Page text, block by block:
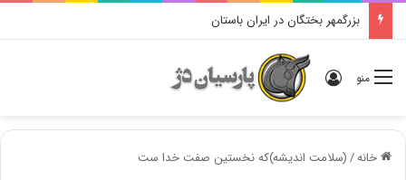
بزرگمهر بختگان در ایران باستان
منو ورود
خانه/(سلامت اندیشه)که نخستین صفت خدا ست